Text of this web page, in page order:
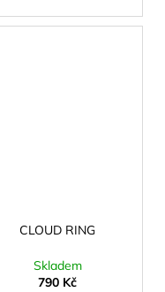
CLOUD RING
Skladem
790 Kč